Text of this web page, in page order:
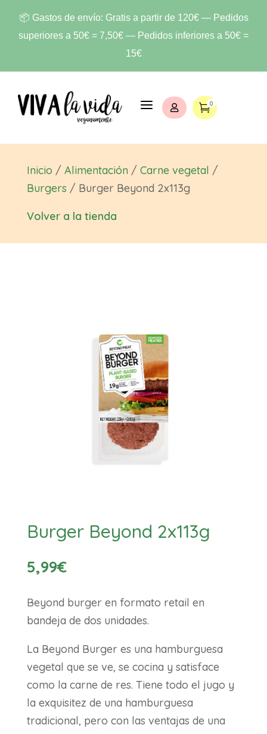
📦 Gastos de envío: Gratis a partir de 120€ — Pedidos
superiores a 50€ = 7,50€ — Pedidos inferiores a 50€ =
15€
a  0
Inicio / Alimentación/ Carne vegetal /
Burgers / Burger Beyond 2x113g
Volver a la tienda
Burger Beyond 2x113g
5,99€
Beyond burger en formato retail en
bandeja de dos unidades.
La Beyond Burger es una hamburguesa
vegetal que se ve, se cocina y satisface
como la carne de res. Tiene todo el jugo y
la exquisitez de una hamburguesa
tradicional, pero con las ventajas de una